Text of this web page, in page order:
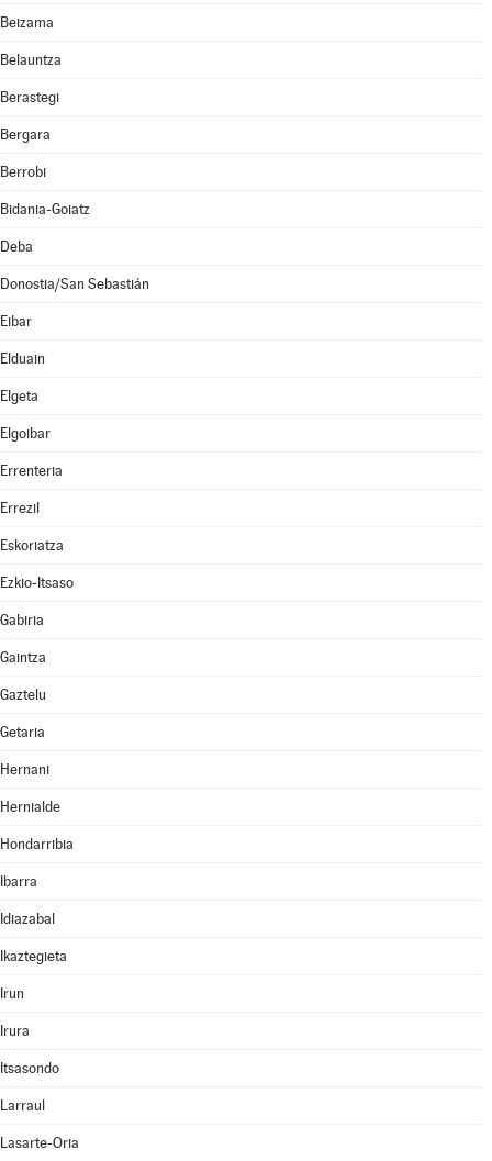
Beizama
Belauntza
Berastegi
Bergara
Berrobi
Bidania-Goiatz
Deba
Donostia/San Sebastián
Eibar
Elduain
Elgeta
Elgoibar
Errenteria
Errezil
Eskoriatza
Ezkio-Itsaso
Gabiria
Gaintza
Gaztelu
Getaria
Hernani
Hernialde
Hondarribia
Ibarra
Idiazabal
Ikaztegieta
Irun
Irura
Itsasondo
Larraul
Lasarte-Oria